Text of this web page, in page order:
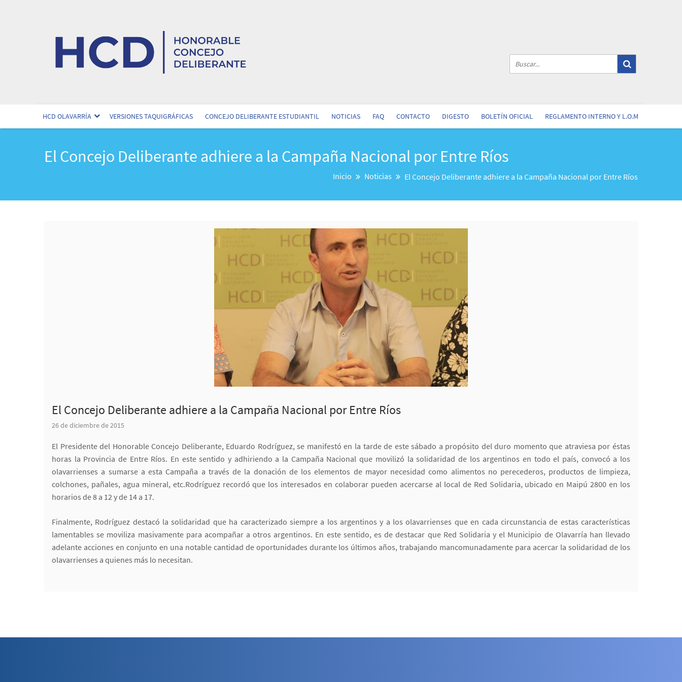
HCD OLAVARRÍA VERSIONES TAQUIGRÁFICAS CONCEJO DELIBERANTE ESTUDIANTIL NOTICIAS FAQ CONTACTO DIGESTO BOLETÍN OFICIAL REGLAMENTO INTERNO Y L.O.M
El Concejo Deliberante adhiere a la Campaña Nacional por Entre Ríos
Inicio Noticias El Concejo Deliberante adhiere a la Campaña Nacional por Entre Ríos
El Concejo Deliberante adhiere a la Campaña Nacional por Entre Ríos
26 de diciembre de 2015
El Presidente del Honorable Concejo Deliberante, Eduardo Rodríguez, se manifestó en la tarde de este sábado a propósito del duro momento que atraviesa por éstas
horas la Provincia de Entre Ríos. En este sentido y adhiriendo a la Campaña Nacional que movilizó la solidaridad de los argentinos en todo el país, convocó a los
olavarrienses a sumarse a esta Campaña a través de la donación de los elementos de mayor necesidad como alimentos no perecederos, productos de limpieza,
colchones, pañales, agua mineral, etc.Rodríguez recordó que los interesados en colaborar pueden acercarse al local de Red Solidaria, ubicado en Maipú 2800 en los
horarios de 8 a 12 y de 14 a 17.
Finalmente, Rodríguez destacó la solidaridad que ha caracterizado siempre a los argentinos y a los olavarrienses que en cada circunstancia de estas características
lamentables se moviliza masivamente para acompañar a otros argentinos. En este sentido, es de destacar que Red Solidaria y el Municipio de Olavarría han llevado
adelante acciones en conjunto en una notable cantidad de oportunidades durante los últimos años, trabajando mancomunadamente para acercar la solidaridad de los
olavarrienses a quienes más lo necesitan.